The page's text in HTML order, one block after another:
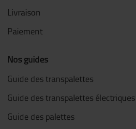
Livraison
Paiement
Nos guides
Guide des transpalettes
Guide des transpalettes électriques
Guide des palettes